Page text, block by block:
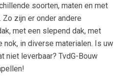
soorten, maten en met
zijn er onder andere
met een slepend dak, met
in diverse materialen. Is uw
niet leverbaar? TvdG-Bouw